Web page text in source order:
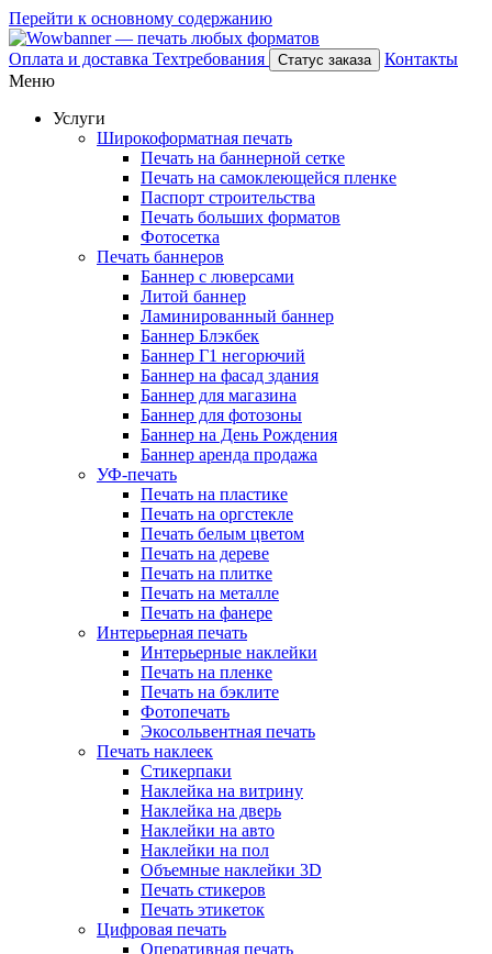
Перейти к основному содержанию
Оплата и доставка Техтребования Статус заказа
Контакты
Меню
Услуги
Широкоформатная печать
Печать на баннерной сетке
Печать на самоклеющейся пленке
Паспорт строительства
Печать больших форматов
Фотосетка
Печать баннеров
Баннер с люверсами
Литой баннер
Ламинированный баннер
Баннер Блэкбек
Баннер Г1 негорючий
Баннер на фасад здания
Баннер для магазина
Баннер для фотозоны
Баннер на День Рождения
Баннер аренда продажа
УФ-печать
Печать на пластике
Печать на оргстекле
Печать белым цветом
Печать на дереве
Печать на плитке
Печать на металле
Печать на фанере
Интерьерная печать
Интерьерные наклейки
Печать на пленке
Печать на бэклите
Фотопечать
Экосольвентная печать
Печать наклеек
Стикерпаки
Наклейка на витрину
Наклейка на дверь
Наклейки на авто
Наклейки на пол
Объемные наклейки 3D
Печать стикеров
Печать этикеток
Цифровая печать
Оперативная печать